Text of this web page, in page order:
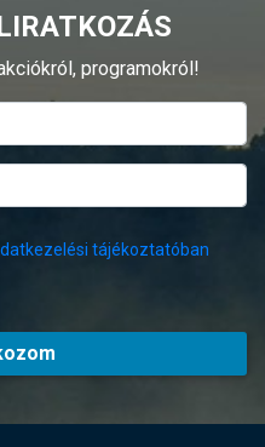
programokról!
tájékoztatóban